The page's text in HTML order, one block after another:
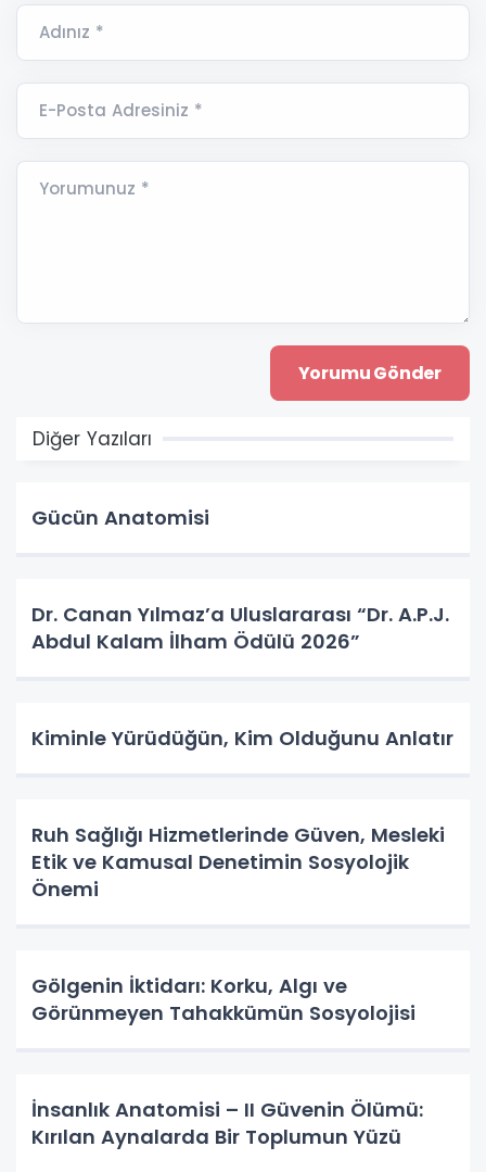
Adınız *
E-Posta Adresiniz *
Yorumunuz *
Diğer Yazıları
Gücün Anatomisi
Dr. Canan Yılmaz’a Uluslararası “Dr. A.P.J.
Abdul Kalam İlham Ödülü 2026”
Kiminle Yürüdüğün, Kim Olduğunu Anlatır
Ruh Sağlığı Hizmetlerinde Güven, Mesleki
Etik ve Kamusal Denetimin Sosyolojik
Önemi
Gölgenin İktidarı: Korku, Algı ve
Görünmeyen Tahakkümün Sosyolojisi
İnsanlık Anatomisi – II Güvenin Ölümü:
Kırılan Aynalarda Bir Toplumun Yüzü